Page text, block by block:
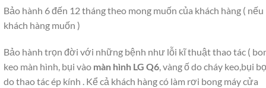
Bảo hành 6 đến 12 tháng theo mong muốn của khách hàng ( nếu
khách hàng muốn )
Bảo hành trọn đời với những bệnh như lỗi kĩ thuật thao tác (
keo màn hình, bụi vào màn hình LG Q6, vàng ố do cháy keo,bụi
do thao tác ép kính . Kể cả khách hàng có làm rơi bong máy cửa